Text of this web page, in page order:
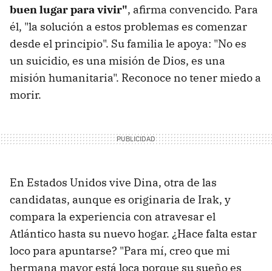
buen lugar para vivir", afirma convencido. Para
él, "la solución a estos problemas es comenzar
desde el principio". Su familia le apoya: "No es
un suicidio, es una misión de Dios, es una
misión humanitaria". Reconoce no tener miedo a
morir.
En Estados Unidos vive Dina, otra de las
candidatas, aunque es originaria de Irak, y
compara la experiencia con atravesar el
Atlántico hasta su nuevo hogar. ¿Hace falta estar
loco para apuntarse? "Para mí, creo que mi
hermana mayor está loca porque su sueño es